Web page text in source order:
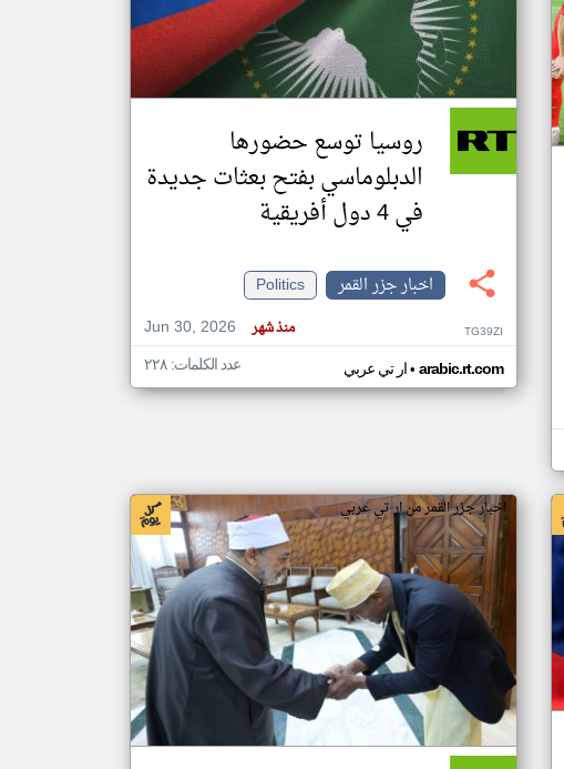
تغيير الدولة
اخبار جزر القمر على مدار الساعة
أهم اخبار جزر القمر العاجلة والمباشرة
روسيا توسع حضورها
الدبلوماسي بفتح بعثات جديدة
في 4 دول أفريقية
اخبار جزر القمر
Politics
Jun 30, 2026
منذ شهر TG39ZI
ار تي عربي• arabic.rt.com عدد الكلمات: ٢٢٨
اخبار جزر القمر من ار تي عربي
klyoum.com